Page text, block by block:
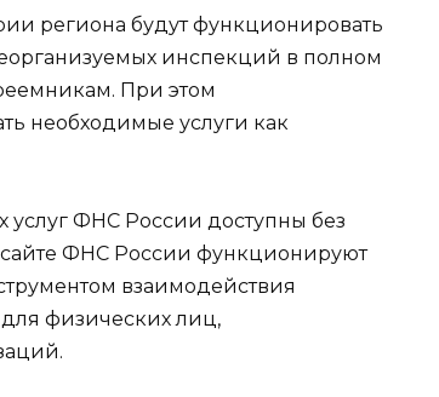
региона будут функционировать
инспекций в полном
При этом
необходимые услуги как
услуг ФНС России доступны без
ФНС России функционируют
взаимодействия
физических лиц,